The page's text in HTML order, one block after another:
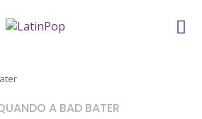
A BAD BATER